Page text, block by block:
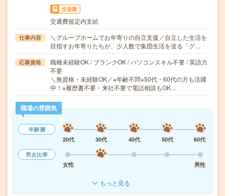
交通費
交通費規定内支給
仕事内容
＼グループホームでお年寄りの自立支援／自立した生活を
目指すお年寄りたちが、少人数で集団生活を送る「グ…
応募資格
職種未経験OK / ブランクOK / パソコンスキル不要 / 英語力
不要
＼無資格・未経験OK／※年齢不問※50代・60代の方も活躍
中！※履歴書不要・来社不要で電話相談もOK…
職場の雰囲気
年齢層
20代
30代 40代 50代
60代
男女比率
女性
男性
もっと見る